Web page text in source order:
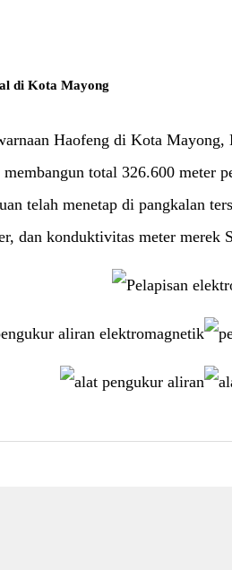
di Kota Mayong
Haofeng di Kota
total 326.600
telah menetap di pangkalan
dan konduktivitas meter merek